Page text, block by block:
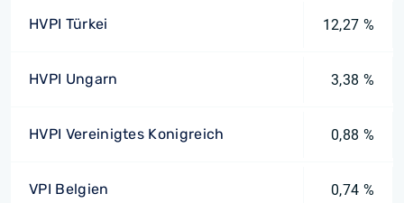
HVPI Türkei 12,27 %
HVPI Ungarn 3,38 %
HVPI Vereinigtes Konigreich 0,88 %
VPI Belgien 0,74 %